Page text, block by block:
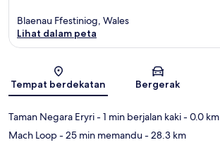
Peta
Blaenau Ffestiniog, Wales
Lihat dalam peta
Tempat berdekatan Bergerak
Taman Negara Eryri- 1 min berjalan kaki- 0.0 km
Mach Loop- 25 min memandu- 28.3 km